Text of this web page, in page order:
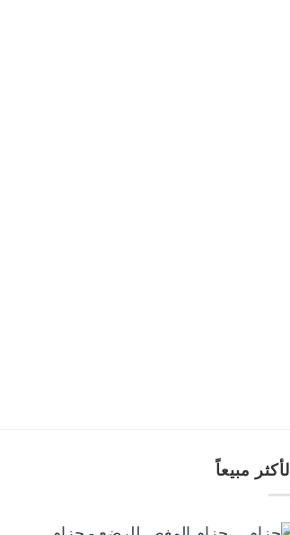
الأكثر مبيعاً